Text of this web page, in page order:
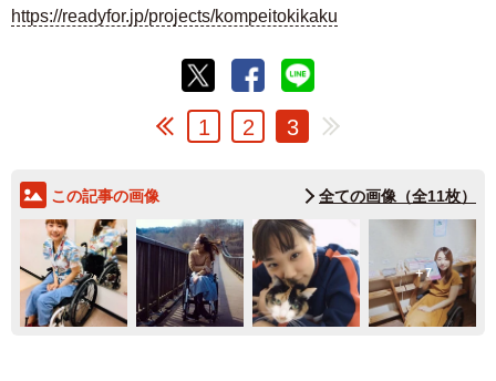
https://readyfor.jp/projects/kompeitokikaku
1 2 3
この記事の画像 全ての画像（全11枚）
7